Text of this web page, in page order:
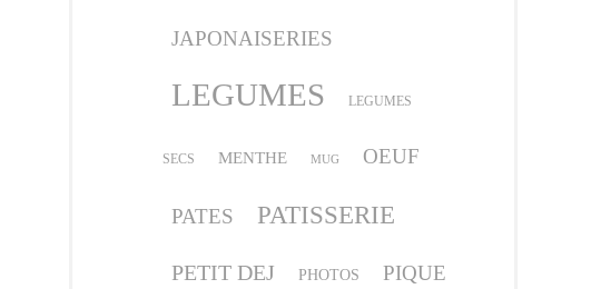
JAPONAISERIES
LEGUMES LEGUMES
SECS MENTHE MUG OEUF
PATES PATISSERIE
PETIT DEJ PHOTOS PIQUE